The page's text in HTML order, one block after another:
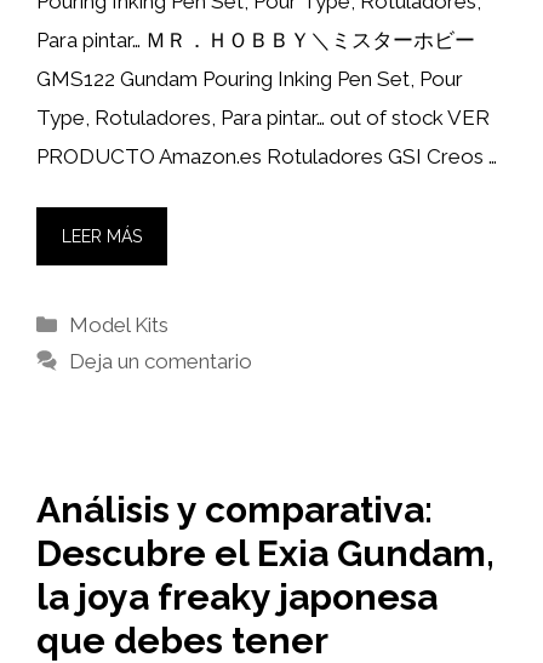
Para pintar… ＭＲ．ＨＯＢＢＹ＼ミスターホビー
GMS122 Gundam Pouring Inking Pen Set, Pour
Type, Rotuladores, Para pintar… out of stock VER
PRODUCTO Amazon.es Rotuladores GSI Creos …
LEER MÁS
Categorías
Model Kits
Deja un comentario
Análisis y comparativa:
Descubre el Exia Gundam,
la joya freaky japonesa
que debes tener